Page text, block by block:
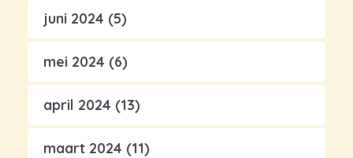
juni 2024 (5)
mei 2024 (6)
april 2024 (13)
maart 2024 (11)